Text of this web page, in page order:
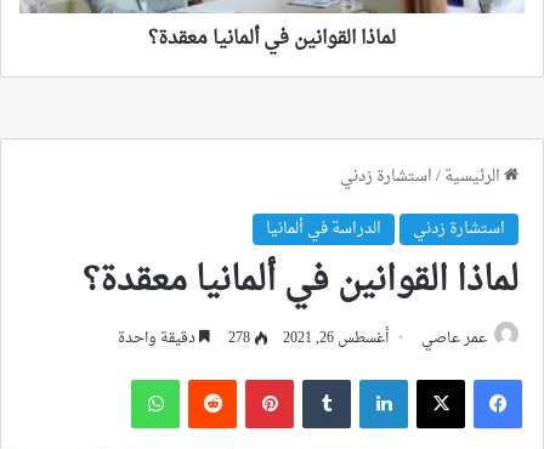
لماذا القوانين في ألمانيا معقدة؟